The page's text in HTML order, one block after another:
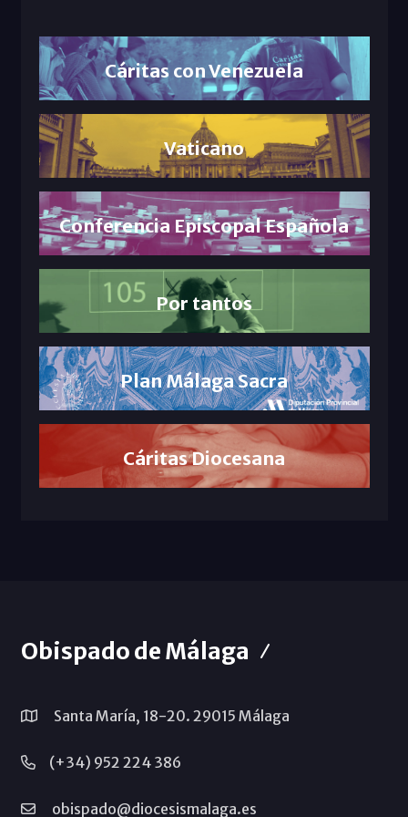
Cáritas con Venezuela
Vaticano
Conferencia Episcopal Española
Por tantos
Plan Málaga Sacra
Cáritas Diocesana
Obispado de Málaga
Santa María, 18-20. 29015 Málaga
(+34) 952 224 386
obispado@diocesismalaga.es